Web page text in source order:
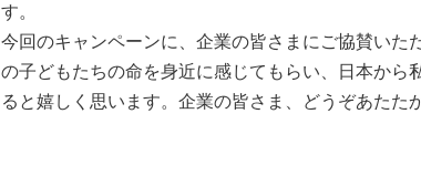
す。
今回のキャンペーンに、企業の皆さまにご協賛いた
の子どもたちの命を身近に感じてもらい、日本か
ると嬉しく思います。企業の皆さま、どうぞあたた